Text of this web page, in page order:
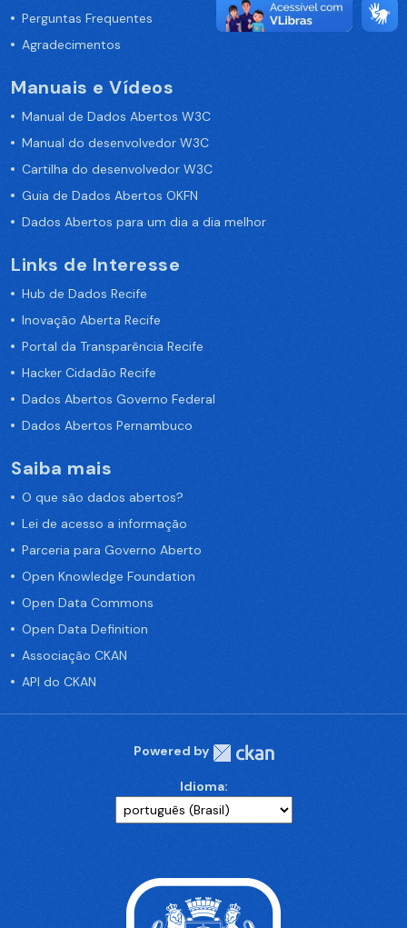
Perguntas Frequentes
Agradecimentos
Manuais e Vídeos
Manual de Dados Abertos W3C
Manual do desenvolvedor W3C
Cartilha do desenvolvedor W3C
Guia de Dados Abertos OKFN
Dados Abertos para um dia a dia melhor
Links de Interesse
Hub de Dados Recife
Inovação Aberta Recife
Portal da Transparência Recife
Hacker Cidadão Recife
Dados Abertos Governo Federal
Dados Abertos Pernambuco
Saiba mais
O que são dados abertos?
Lei de acesso a informação
Parceria para Governo Aberto
Open Knowledge Foundation
Open Data Commons
Open Data Definition
Associação CKAN
API do CKAN
Powered by
Idioma